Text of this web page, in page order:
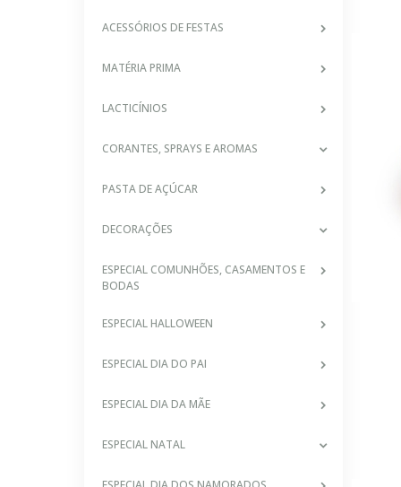
ACESSÓRIOS DE FESTAS
MATÉRIA PRIMA
LACTICÍNIOS
CORANTES, SPRAYS E AROMAS
PASTA DE AÇÚCAR
DECORAÇÕES
ESPECIAL COMUNHÕES, CASAMENTOS E
BODAS
ESPECIAL HALLOWEEN
ESPECIAL DIA DO PAI
ESPECIAL DIA DA MÃE
ESPECIAL NATAL